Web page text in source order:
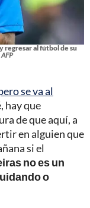
regresar al fútbol de su
AFP
se va al
hay que
de que aquí, a
en alguien que
si el
no es un
o